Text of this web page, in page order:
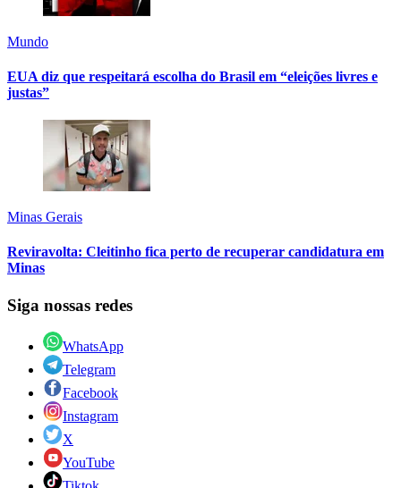
Mundo
EUA diz que respeitará escolha do Brasil em “eleições livres e
justas”
Minas Gerais
Reviravolta: Cleitinho fica perto de recuperar candidatura em
Minas
Siga nossas redes
WhatsApp
Telegram
Facebook
Instagram
X
YouTube